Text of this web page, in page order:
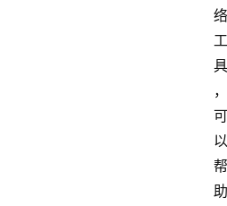
络
工
具
，
可
以
帮
助